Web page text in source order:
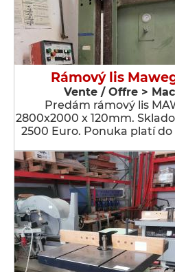
Rámový lis
Vente / Offre >
Predám rámový lis
2800x2000 x 120mm.
2500 Euro. Ponuka platí